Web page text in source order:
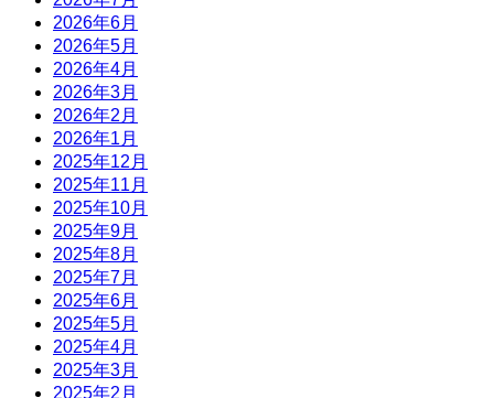
2026年6月
2026年5月
2026年4月
2026年3月
2026年2月
2026年1月
2025年12月
2025年11月
2025年10月
2025年9月
2025年8月
2025年7月
2025年6月
2025年5月
2025年4月
2025年3月
2025年2月